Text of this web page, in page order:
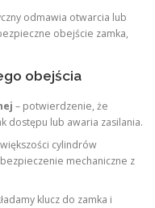
odmawia otwarcia lub
obejście zamka,
obejścia
– potwierdzenie, że
dostępu lub awaria zasilania.
cylindrów
mechaniczne z
klucz do zamka i